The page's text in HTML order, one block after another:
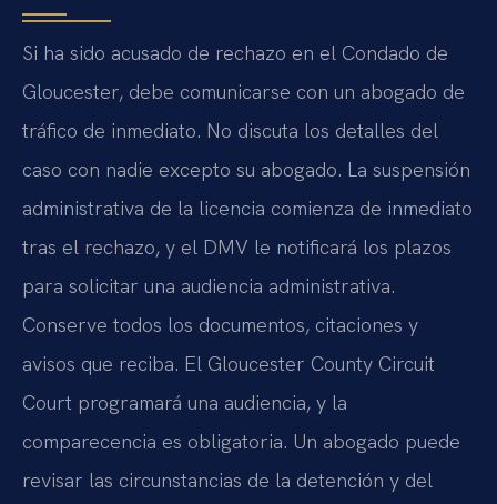
Si ha sido acusado de rechazo en el Condado de
Gloucester, debe comunicarse con un abogado de
tráfico de inmediato. No discuta los detalles del
caso con nadie excepto su abogado. La suspensión
administrativa de la licencia comienza de inmediato
tras el rechazo, y el DMV le notificará los plazos
para solicitar una audiencia administrativa.
Conserve todos los documentos, citaciones y
avisos que reciba. El Gloucester County Circuit
Court programará una audiencia, y la
comparecencia es obligatoria. Un abogado puede
revisar las circunstancias de la detención y del